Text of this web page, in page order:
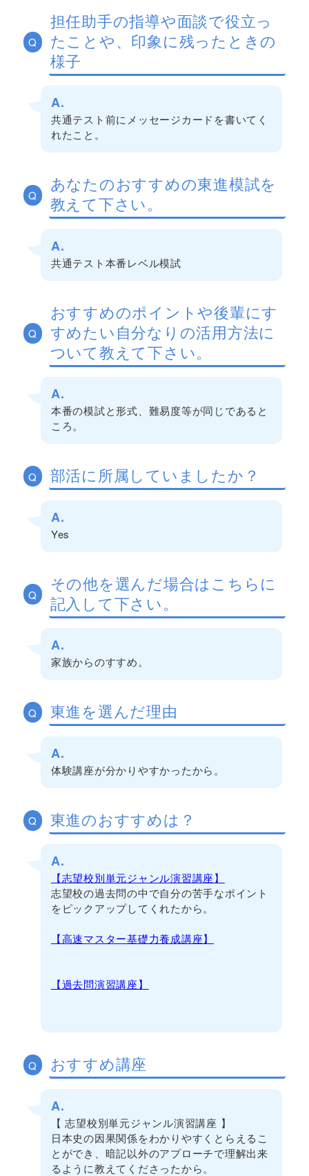
Q
担任助手の指導や面談で役立っ
たことや、印象に残ったときの
様子
A.
共通テスト前にメッセージカードを書いてく
れたこと。
Q
あなたのおすすめの東進模試を
教えて下さい。
A.
共通テスト本番レベル模試
Q
おすすめのポイントや後輩にす
すめたい自分なりの活用方法に
ついて教えて下さい。
A.
本番の模試と形式、難易度等が同じであると
ころ。
Q 部活に所属していましたか？
A.
Yes
Q
その他を選んだ場合はこちらに
記入して下さい。
A.
家族からのすすめ。
Q 東進を選んだ理由
A.
体験講座が分かりやすかったから。
Q 東進のおすすめは？
A.
【志望校別単元ジャンル演習講座】
志望校の過去問の中で自分の苦手なポイント
をピックアップしてくれたから。
【高速マスター基礎力養成講座】
【過去問演習講座】
Q おすすめ講座
A.
【 志望校別単元ジャンル演習講座 】
日本史の因果関係をわかりやすくとらえるこ
とができ、暗記以外のアプローチで理解出来
るように教えてくださったから。